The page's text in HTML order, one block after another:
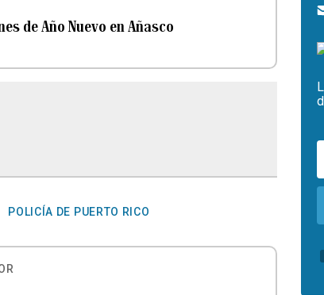
de Año Nuevo en Añasco
POLICÍA DE PUERTO RICO